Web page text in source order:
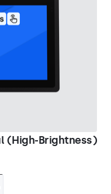
(High-Brightness)